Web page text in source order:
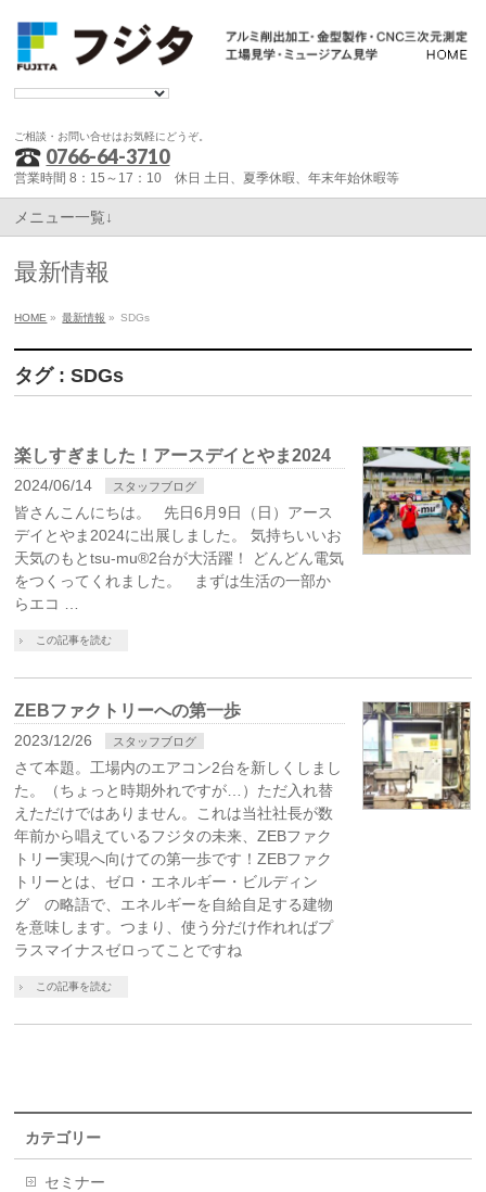
ご相談・お問い合せはお気軽にどうぞ。
0766-64-3710
営業時間 8：15～17：10 休日 土日、夏季休暇、年末年始休暇等
メニュー一覧↓
最新情報
HOME » 最新情報 » SDGs
タグ : SDGs
楽しすぎました！アースデイとやま2024
2024/06/14 スタッフブログ
皆さんこんにちは。 先日6月9日（日）アース
デイとやま2024に出展しました。 気持ちいいお
天気のもとtsu-mu®2台が大活躍！ どんどん電気
をつくってくれました。 まずは生活の一部か
らエコ …
この記事を読む
ZEBファクトリーへの第一歩
2023/12/26 スタッフブログ
さて本題。工場内のエアコン2台を新しくしまし
た。（ちょっと時期外れですが…）ただ入れ替
えただけではありません。これは当社社長が数
年前から唱えているフジタの未来、ZEBファク
トリー実現へ向けての第一歩です！ZEBファク
トリーとは、ゼロ・エネルギー・ビルディン
グ の略語で、エネルギーを自給自足する建物
を意味します。つまり、使う分だけ作れればプ
ラスマイナスゼロってことですね
この記事を読む
カテゴリー
セミナー